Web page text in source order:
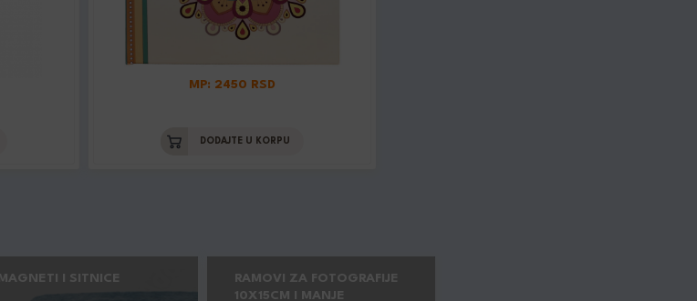
MP: 2450 RSD
DODAJTE U KORPU
MAGNETI I SITNICE
RAMOVI ZA FOTOGRAFIJE
10X15CM I MANJE